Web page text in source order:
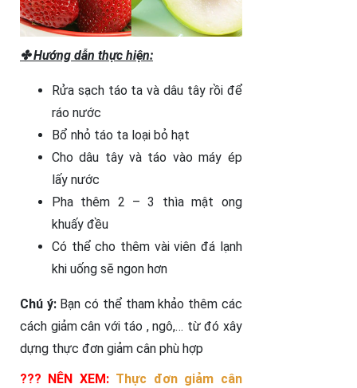
✤ Hướng dẫn thực hiện:
Rửa sạch táo ta và dâu tây rồi để
ráo nước
Bổ nhỏ táo ta loại bỏ hạt
Cho dâu tây và táo vào máy ép
lấy nước
Pha thêm 2 – 3 thìa mật ong
khuấy đều
Có thể cho thêm vài viên đá lạnh
khi uống sẽ ngon hơn
Chú ý:Bạn có thể tham khảo thêm các
cách giảm cân với táo , ngô,… từ đó xây
dựng thực đơn giảm cân phù hợp
??? NÊN XEM: Thực đơn giảm cân